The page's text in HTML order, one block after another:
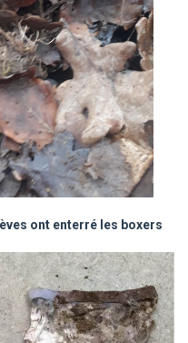
ont enterré les boxers